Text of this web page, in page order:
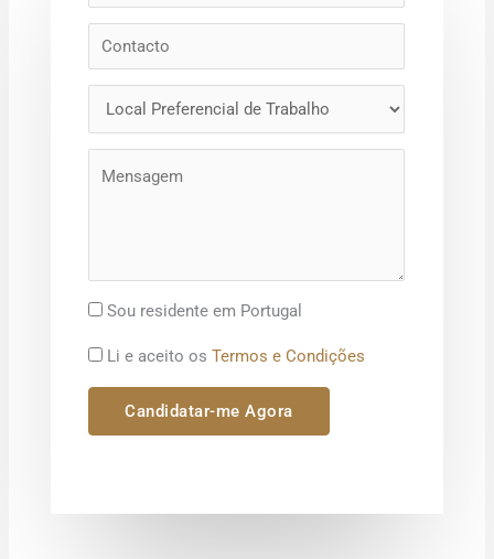
Sou residente em Portugal
Li e aceito osTermos e Condições
Candidatar-me Agora